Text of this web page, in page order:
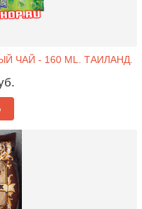
ЧАЙ - 160 ML. ТАИЛАНД.